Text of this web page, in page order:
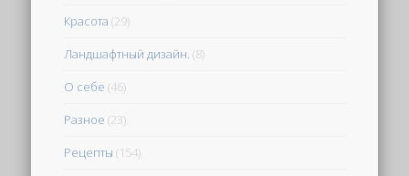
Красота (29)
Ландшафтный дизайн. (8)
О себе (46)
Разное (23)
Рецепты (154)